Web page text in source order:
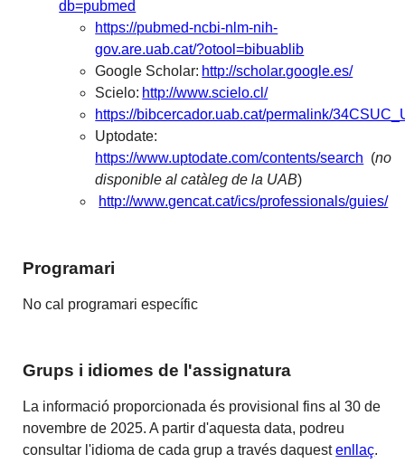
db=pubmed
https://pubmed-ncbi-nlm-nih-
gov.are.uab.cat/?otool=bibuablib
Google Scholar: http://scholar.google.es/
Scielo: http://www.scielo.cl/
https://bibcercador.uab.cat/permalink/
Uptodate:
https://www.uptodate.com/contents/search (no
disponible al catàleg de la UAB)
http://www.gencat.cat/ics/professionals/guies/
Programari
No cal programari específic
Grups i idiomes de l'assignatura
La informació proporcionada és provisional fins al 30 de
novembre de 2025. A partir d'aquesta data, podreu
consultar l'idioma de cada grup a través daquestenllaç.